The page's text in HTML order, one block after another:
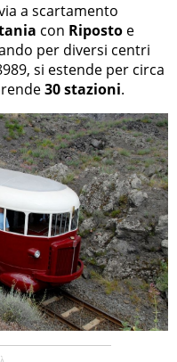
a scartamento
con Riposto e
per diversi centri
si estende per circa
30 stazioni.